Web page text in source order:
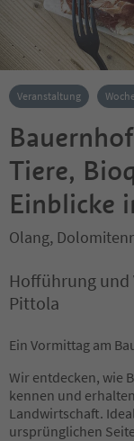
Veranstaltung
Tiere,
Einblicke
Olang,
Hofführung
Pittola
Ein Vormittag am
Wir entdecken, wie
kennen und
Landwirtschaft.
ursprünglichen